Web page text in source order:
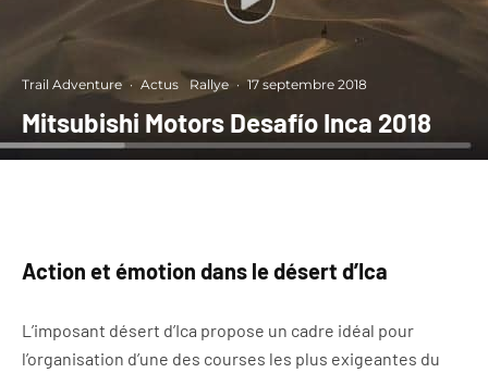
Trail Adventure · Actus Rallye · 17 septembre 2018
Mitsubishi Motors Desafío Inca 2018
Action et émotion dans le désert d’Ica
L’imposant désert d’Ica propose un cadre idéal pour
l’organisation d’une des courses les plus exigeantes du